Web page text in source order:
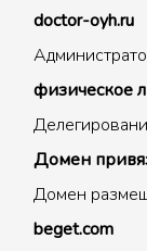
doctor-oyh.ru
физическое
Домен
Домен
beget.com